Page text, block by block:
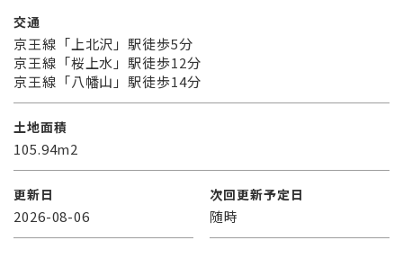
交通
京王線「上北沢」駅徒歩5分
京王線「桜上水」駅徒歩12分
京王線「八幡山」駅徒歩14分
土地面積
105.94m2
更新日
2026-08-06
次回更新予定日
随時